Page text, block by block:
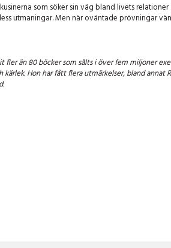
som söker sin väg bland livets
utmaningar. Men när oväntade prövningar
fler än 80 böcker som sålts i över fem miljoner
Hon har fått flera utmärkelser, bland annat